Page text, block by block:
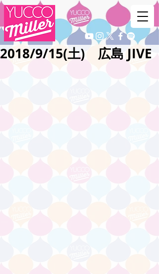
2018/9/15(土) 広島 JIVE